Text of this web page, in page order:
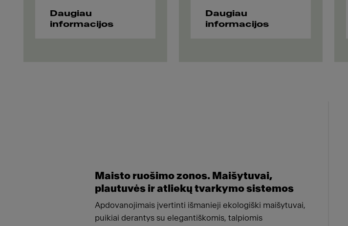
Daugiau
informacijos
Daugiau
informacijos
Maisto ruošimo zonos. Maišytuvai,
plautuvės ir atliekų tvarkymo sistemos
Apdovanojimais įvertinti išmanieji ekologiški maišytuvai,
puikiai derantys su elegantiškomis, talpiomis